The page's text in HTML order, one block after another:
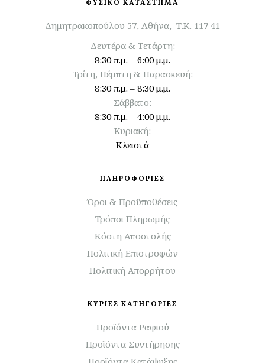
ΦΥΣΙΚΟ ΚΑΤΑΣΤΗΜΑ
Δημητρακοπούλου 57, Αθήνα, Τ.Κ. 117 41
Δευτέρα & Τετάρτη:
8:30 π.μ. – 6:00 μ.μ.
Τρίτη, Πέμπτη & Παρασκευή:
8:30 π.μ. – 8:30 μ.μ.
Σάββατο:
8:30 π.μ. – 4:00 μ.μ.
Κυριακή:
Κλειστά
ΠΛΗΡΟΦΟΡΙΕΣ
Όροι & Προϋποθέσεις
Τρόποι Πληρωμής
Κόστη Αποστολής
Πολιτική Επιστροφών
Πολιτική Απορρήτου
ΚΥΡΙΕΣ ΚΑΤΗΓΟΡΙΕΣ
Προϊόντα Ραφιού
Προϊόντα Συντήρησης